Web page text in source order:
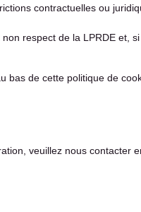
contractuelles ou
respect de la LPRDE et,
de cette politique de
veuillez nous contacter